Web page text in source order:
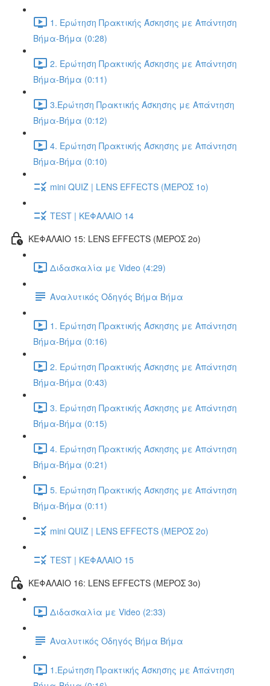
1. Ερώτηση Πρακτικής Άσκησης με Απάντηση
Βήμα-Βήμα (0:28)
2. Ερώτηση Πρακτικής Άσκησης με Απάντηση
Βήμα-Βήμα (0:11)
3.Ερώτηση Πρακτικής Άσκησης με Απάντηση
Βήμα-Βήμα (0:12)
4. Ερώτηση Πρακτικής Άσκησης με Απάντηση
Βήμα-Βήμα (0:10)
mini QUIZ | LENS EFFECTS (ΜΕΡΟΣ 1ο)
TEST | ΚΕΦΑΛΑΙΟ 14
ΚΕΦΑΛΑΙΟ 15: LENS EFFECTS (ΜΕΡΟΣ 2o)
Διδασκαλία με Video (4:29)
Αναλυτικός Οδηγός Βήμα Βήμα
1. Ερώτηση Πρακτικής Άσκησης με Απάντηση
Βήμα-Βήμα (0:16)
2. Ερώτηση Πρακτικής Άσκησης με Απάντηση
Βήμα-Βήμα (0:43)
3. Ερώτηση Πρακτικής Άσκησης με Απάντηση
Βήμα-Βήμα (0:15)
4. Ερώτηση Πρακτικής Άσκησης με Απάντηση
Βήμα-Βήμα (0:21)
5. Ερώτηση Πρακτικής Άσκησης με Απάντηση
Βήμα-Βήμα (0:11)
mini QUIZ | LENS EFFECTS (ΜΕΡΟΣ 2o)
TEST | ΚΕΦΑΛΑΙΟ 15
ΚΕΦΑΛΑΙΟ 16: LENS EFFECTS (ΜΕΡΟΣ 3o)
Διδασκαλία με Video (2:33)
Αναλυτικός Οδηγός Βήμα Βήμα
1.Ερώτηση Πρακτικής Άσκησης με Απάντηση